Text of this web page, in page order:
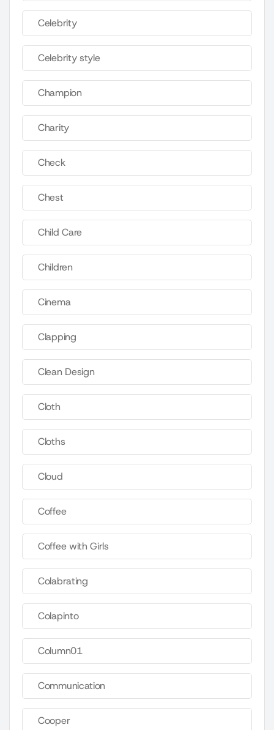
Celebrity
Celebrity style
Champion
Charity
Check
Chest
Child Care
Children
Cinema
Clapping
Clean Design
Cloth
Cloths
Cloud
Coffee
Coffee with Girls
Colabrating
Colapinto
Column01
Communication
Cooper